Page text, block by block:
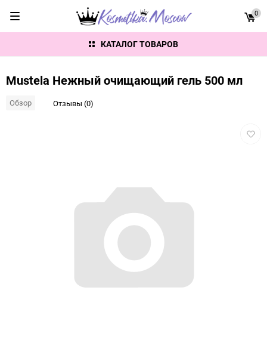
КАТАЛОГ ТОВАРОВ
0
Mustela Нежный очищающий гель 500 мл
Обзор Отзывы (0)